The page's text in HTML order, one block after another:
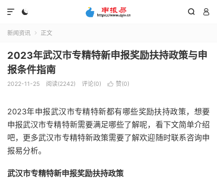
  

新闻资讯  正文
2023年武汉市专精特新申报奖励扶持政策与申
报条件指南
2022-11-25 阅读(2242) 评论(0)  赞(0)
2023年申报武汉市专精特新都有哪些奖励扶持政策，想要
申报武汉市专精特新需要满足哪些了解呢，看下文简单介绍
吧，更多武汉市专精特新政策需要了解欢迎随时联系咨询申
报易分析。
武汉市专精特新申报奖励扶持政策